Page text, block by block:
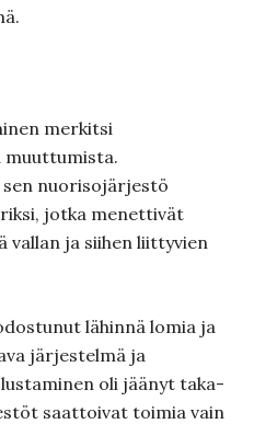
merkitsi
nuorisojärjestö
jotka menettivät
vallan ja siihen liittyvien
lähinnä lomia ja
järjestelmä ja
oli jäänyt taka-
saattoivat toimia vain